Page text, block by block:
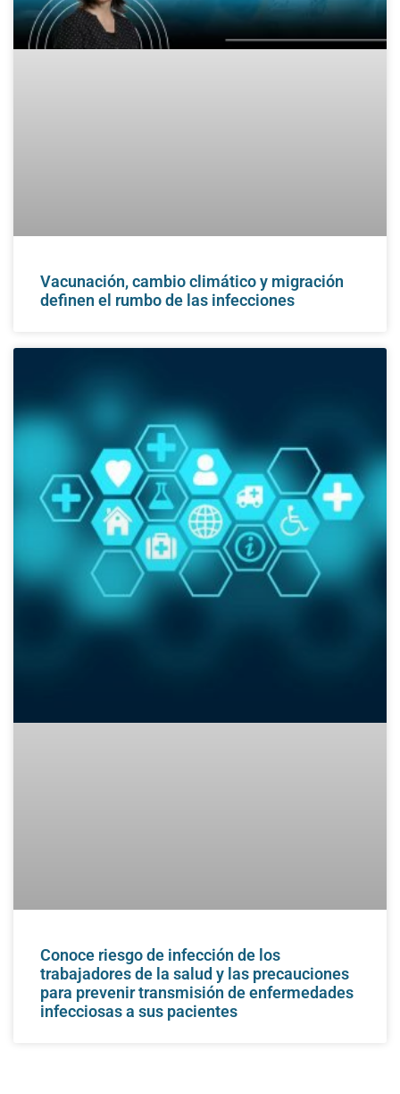
Vacunación, cambio climático y migración
definen el rumbo de las infecciones
Conoce riesgo de infección de los
trabajadores de la salud y las precauciones
para prevenir transmisión de enfermedades
infecciosas a sus pacientes